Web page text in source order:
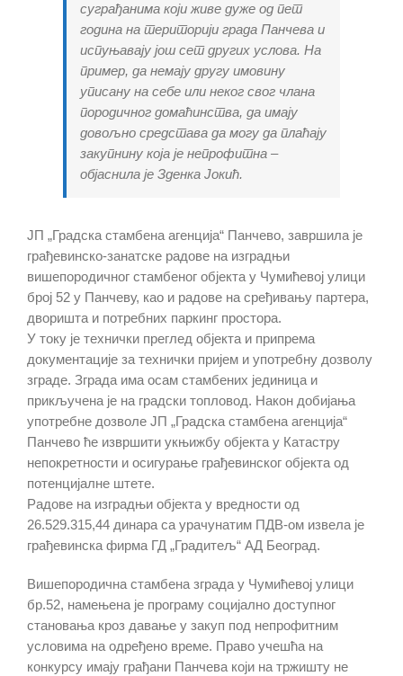
суграђанима који живе дуже од пет
година на територији града Панчева и
испуњавају још сет других услова. На
пример, да немају другу имовину
уписану на себе или неког свог члана
породичног домаћинства, да имају
довољно средстава да могу да плаћају
закупнину која је непрофитна –
објаснила је Зденка Јокић.
ЈП „Градска стамбена агенција“ Панчево, завршила је
грађевинско-занатске радове на изградњи
вишепородичног стамбеног објекта у Чумићевој улици
број 52 у Панчеву, као и радове на сређивању партера,
дворишта и потребних паркинг простора.
У току је технички преглед објекта и припрема
документације за технички пријем и употребну дозволу
зграде. Зграда има осам стамбених јединица и
прикључена је на градски топловод. Након добијања
употребне дозволе ЈП „Градска стамбена агенција“
Панчево ће извршити укњижбу објекта у Катастру
непокретности и осигурање грађевинског објекта од
потенцијалне штете.
Радове на изградњи објекта у вредности од
26.529.315,44 динара са урачунатим ПДВ-ом извела је
грађевинска фирма ГД „Градитељ“ АД Београд.
Вишепородична стамбена зграда у Чумићевој улици
бр.52, намењена је програму социјално доступног
становања кроз давање у закуп под непрофитним
условима на одређено време. Право учешћа на
конкурсу имају грађани Панчева који на тржишту не